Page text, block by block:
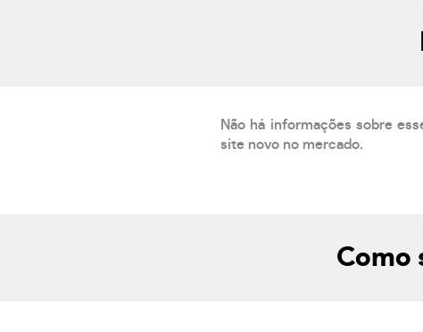
Não há informações sobre
site novo no mercado.
Como